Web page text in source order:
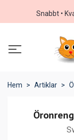
Snabbt •
Hem Artiklar